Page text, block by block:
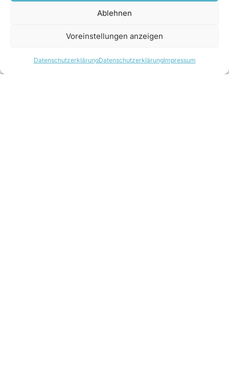
Ablehnen
Voreinstellungen anzeigen
DatenschutzerklärungDatenschutzerklärungImpressum
Messung viel einfacher. Da die Sensoren außen
auf das zu messende Rohr montiert werden,
kann die Installation der Messung ohne